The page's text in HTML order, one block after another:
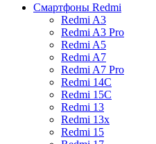
Смартфоны Redmi
Redmi A3
Redmi A3 Pro
Redmi A5
Redmi A7
Redmi A7 Pro
Redmi 14C
Redmi 15C
Redmi 13
Redmi 13x
Redmi 15